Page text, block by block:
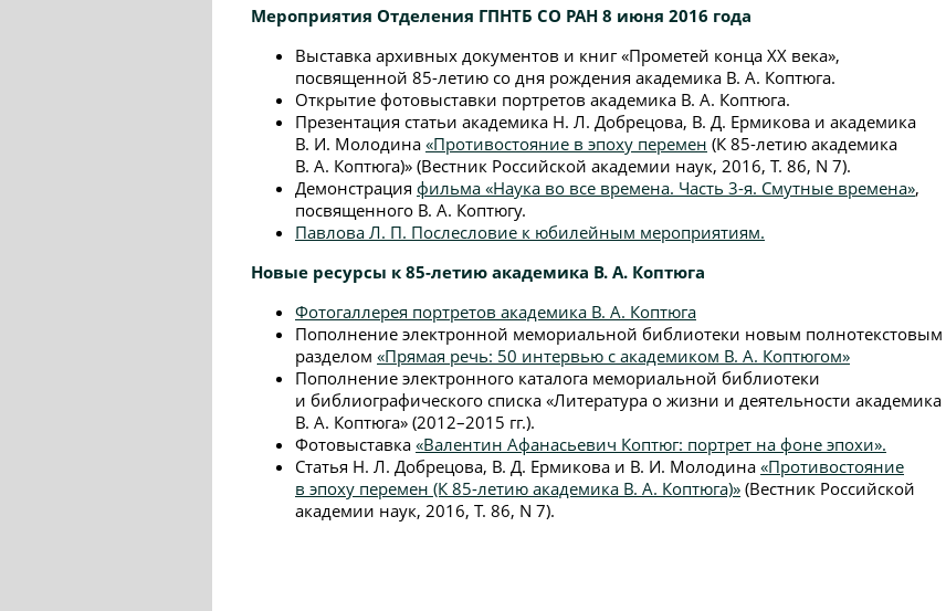
Мероприятия Отделения ГПНТБ СО РАН 8 июня 2016 года
Выставка архивных документов и книг «Прометей конца XX века»,
посвященной 85-летию со дня рождения академика В. А. Коптюга.
Открытие фотовыставки портретов академика В. А. Коптюга.
Презентация статьи академика Н. Л. Добрецова, В. Д. Ермикова и академика
В. И. Молодина «Противостояние в эпоху перемен (К 85-летию академика
В. А. Коптюга)» (Вестник Российской академии наук, 2016, Т. 86, N 7).
Демонстрация фильма «Наука во все времена. Часть 3-я. Смутные времена»,
посвященного В. А. Коптюгу.
Павлова Л. П. Послесловие к юбилейным мероприятиям.
Новые ресурсы к 85-летию академика В. А. Коптюга
Фотогаллерея портретов академика В. А. Коптюга
Пополнение электронной мемориальной библиотеки новым полнотекстовым
разделом «Прямая речь: 50 интервью с академиком В. А. Коптюгом»
Пополнение электронного каталога мемориальной библиотеки
и библиографического списка «Литература о жизни и деятельности академика
В. А. Коптюга» (2012–2015 гг.).
Фотовыставка «Валентин Афанасьевич Коптюг: портрет на фоне эпохи».
Статья Н. Л. Добрецова, В. Д. Ермикова и В. И. Молодина «Противостояние
в эпоху перемен (К 85-летию академика В. А. Коптюга)» (Вестник Российской
академии наук, 2016, Т. 86, N 7).